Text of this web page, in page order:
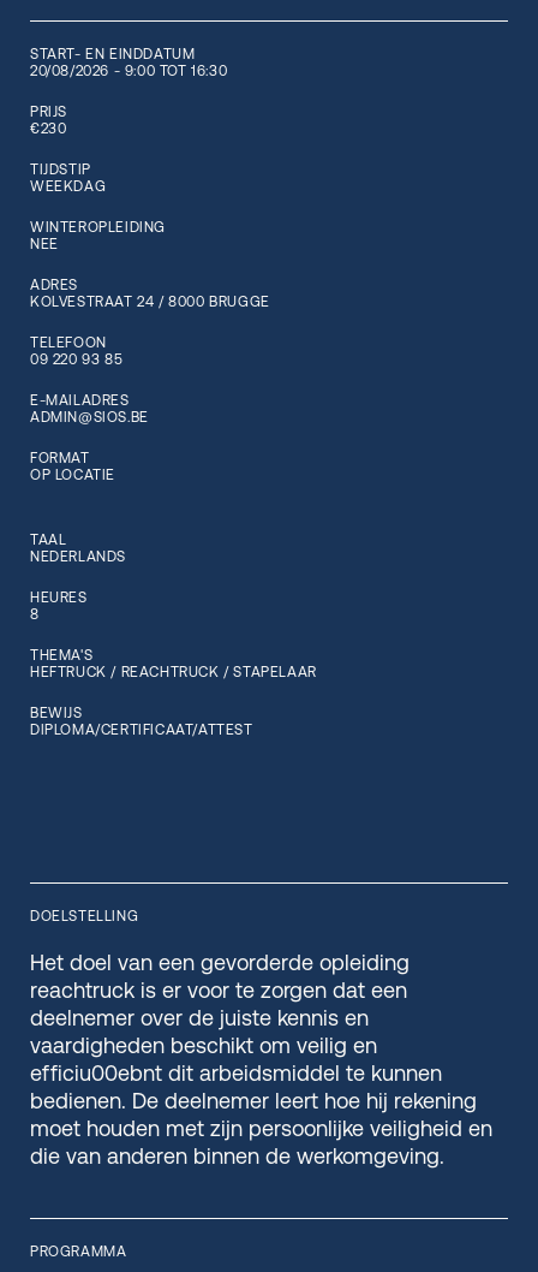
START- EN EINDDATUM
20/08/2026 - 9:00 TOT 16:30
PRIJS
€230
TIJDSTIP
WEEKDAG
WINTEROPLEIDING
NEE
ADRES
KOLVESTRAAT 24 / 8000 BRUGGE
TELEFOON
09 220 93 85
E-MAILADRES
ADMIN@SIOS.BE
FORMAT
OP LOCATIE
TAAL
NEDERLANDS
HEURES
8
THEMA'S
HEFTRUCK / REACHTRUCK / STAPELAAR
BEWIJS
DIPLOMA/CERTIFICAAT/ATTEST
DOELSTELLING
Het doel van een gevorderde opleiding
reachtruck is er voor te zorgen dat een
deelnemer over de juiste kennis en
vaardigheden beschikt om veilig en
efficiu00ebnt dit arbeidsmiddel te kunnen
bedienen. De deelnemer leert hoe hij rekening
moet houden met zijn persoonlijke veiligheid en
die van anderen binnen de werkomgeving.
PROGRAMMA